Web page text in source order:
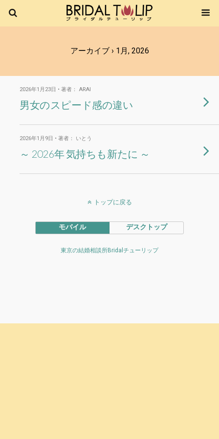
アーカイブ › 1月, 2026
2026年1月23日 • 著者： ARAI
男女のスピード感の違い
2026年1月9日 • 著者： いとう
～ 2026年 気持ちも新たに ～
トップに戻る
モバイル デスクトップ
東京の結婚相談所Bridalチューリップ